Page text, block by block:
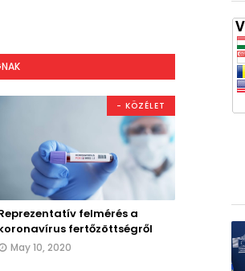
- KÖZÉLET
felmérés a
fertőzöttségről
May 10, 2020